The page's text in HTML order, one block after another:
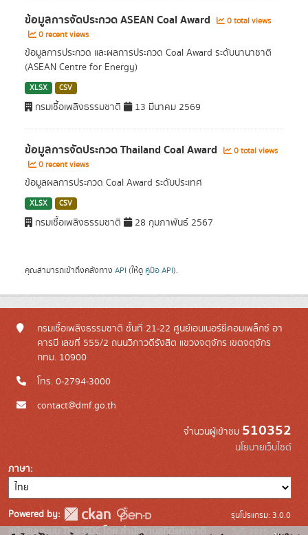
ข้อมูลการจัดประกวด ASEAN Coal Award
0 total views
0 recent views
ข้อมูลการประกวด และผลการประกวด Coal Award ระดับนานาชาติ
(ASEAN Centre for Energy)
XLSX CSV
กรมเชื้อเพลิงธรรมชาติ 13 มีนาคม 2569
ข้อมูลการจัดประกวด Thailand Coal Award
0 total views
0 recent views
ข้อมูลผลการประกวด Coal Award ระดับประเทศ
XLSX CSV
กรมเชื้อเพลิงธรรมชาติ 28 กุมภาพันธ์ 2567
คุณสามารถเข้าถึงคลังทาง API (ให้ดู คู่มือ API).
กรมเชื้อเพลิงธรรมชาติ ชั้นที่ 21-22 ศูนย์เอนเนอร์ยี่คอมเพล็กซ์ อา
คารบี เลขที่ 555/2 ถนนวิภาวดีรังสิต แขวงจตุจักร เขตจตุจักร
กทม. 10900
โทร. 0-2794-3000
contact@dmf.go.th
จำนวนผู้เข้าชม 510352
นโยบายเว็บไซต์
ภาษา
Powered by:
สนับสนุนระบบ Thai-GDC โดย สำนักงานสถิติแห่งชาติ
รุ่นโปรแกรม: 3.0.0
วันที่: 2025-06-